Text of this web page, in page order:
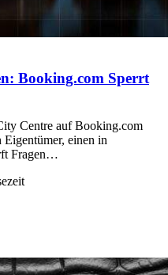
Booking.com Sperrt
Centre auf Booking.com
einen in
Fragen…